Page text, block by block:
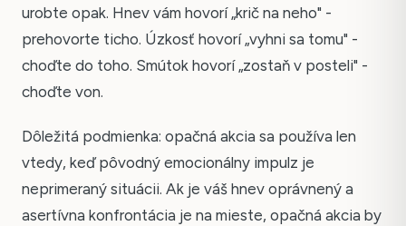
urobte opak. Hnev vám hovorí „krič na neho" -
prehovorte ticho. Úzkosť hovorí „vyhni sa tomu" -
choďte do toho. Smútok hovorí „zostaň v posteli" -
choďte von.
Dôležitá podmienka: opačná akcia sa používa len
vtedy, keď pôvodný emocionálny impulz je
neprimeraný situácii. Ak je váš hnev oprávnený a
asertívna konfrontácia je na mieste, opačná akcia by